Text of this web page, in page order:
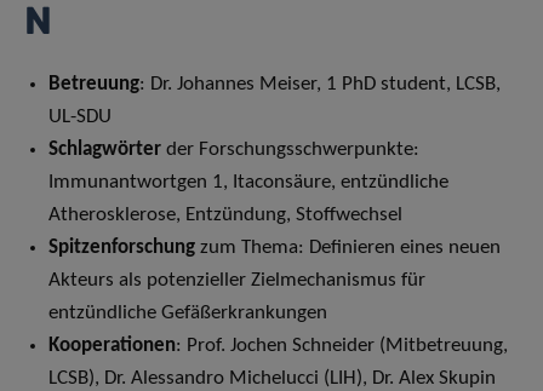
Betreuung: Dr. Johannes Meiser, 1 PhD student, LCSB,
UL-SDU
Schlagwörter der Forschungsschwerpunkte:
Immunantwortgen 1, Itaconsäure, entzündliche
Atherosklerose, Entzündung, Stoffwechsel
Spitzenforschung zum Thema: Definieren eines neuen
Akteurs als potenzieller Zielmechanismus für
entzündliche Gefäßerkrankungen
Kooperationen: Prof. Jochen Schneider (Mitbetreuung,
LCSB), Dr. Alessandro Michelucci (LIH), Dr. Alex Skupin